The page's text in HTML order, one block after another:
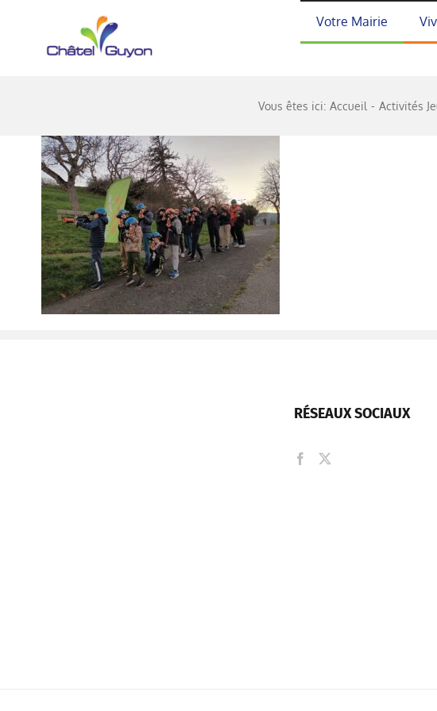
Votre Mairie
Vous êtes ici: Accueil Activités
RÉSEAUX SOCIAUX